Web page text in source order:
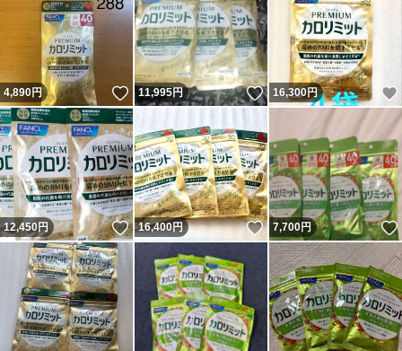
4,890円 いいね！
11,995円 いいね！
16,300円
12,450円 いいね！
16,400円 いいね！
7,700円